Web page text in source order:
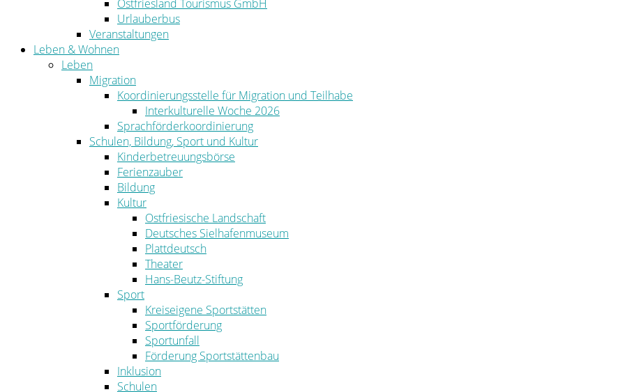
Ostfriesland Tourismus GmbH
Urlauberbus
Veranstaltungen
Leben & Wohnen
Leben
Migration
Koordinierungsstelle für Migration und Teilhabe
Interkulturelle Woche 2026
Sprachförderkoordinierung
Schulen, Bildung, Sport und Kultur
Kinderbetreuungsbörse
Ferienzauber
Bildung
Kultur
Ostfriesische Landschaft
Deutsches Sielhafenmuseum
Plattdeutsch
Theater
Hans-Beutz-Stiftung
Sport
Kreiseigene Sportstätten
Sportförderung
Sportunfall
Förderung Sportstättenbau
Inklusion
Schulen